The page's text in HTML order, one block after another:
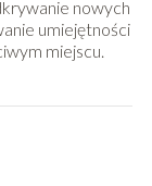
nowych
umiejętności
miejscu.